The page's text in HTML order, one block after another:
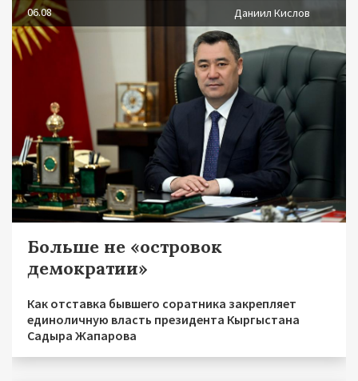
06.08 Даниил Кислов
Больше не «островок
демократии»
Как отставка бывшего соратника закрепляет
единоличную власть президента Кыргыстана
Садыра Жапарова